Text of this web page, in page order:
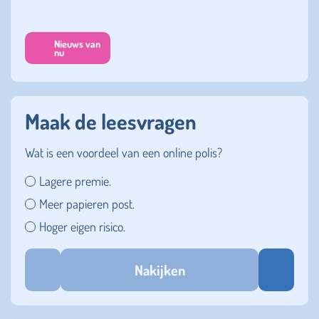
Nieuws van
nu
Maak de leesvragen
Wat is een voordeel van een online polis?
Lagere premie.
Meer papieren post.
Hoger eigen risico.
Nakijken